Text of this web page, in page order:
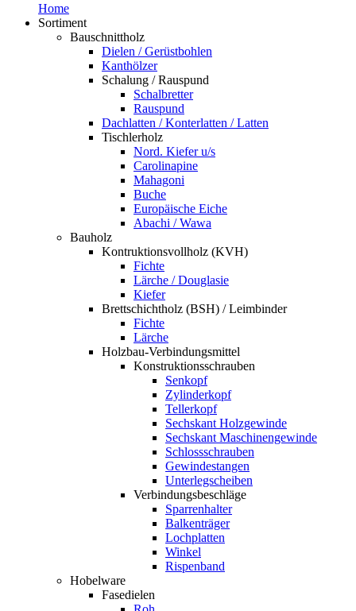
Home
Sortiment
Bauschnittholz
Dielen / Gerüstbohlen
Kanthölzer
Schalung / Rauspund
Schalbretter
Rauspund
Dachlatten / Konterlatten / Latten
Tischlerholz
Nord. Kiefer u/s
Carolinapine
Mahagoni
Buche
Europäische Eiche
Abachi / Wawa
Bauholz
Kontruktionsvollholz (KVH)
Fichte
Lärche / Douglasie
Kiefer
Brettschichtholz (BSH) / Leimbinder
Fichte
Lärche
Holzbau-Verbindungsmittel
Konstruktionsschrauben
Senkopf
Zylinderkopf
Tellerkopf
Sechskant Holzgewinde
Sechskant Maschinengewinde
Schlossschrauben
Gewindestangen
Unterlegscheiben
Verbindungsbeschläge
Sparrenhalter
Balkenträger
Lochplatten
Winkel
Rispenband
Hobelware
Fasedielen